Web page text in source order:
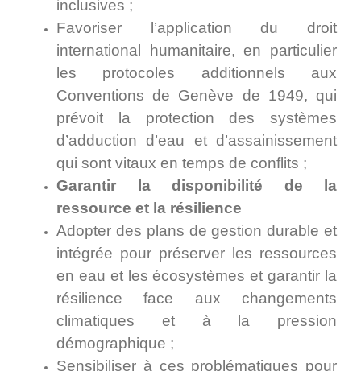
inclusives ;
Favoriser l’application du droit
international humanitaire, en particulier
les protocoles additionnels aux
Conventions de Genève de 1949, qui
prévoit la protection des systèmes
d’adduction d’eau et d’assainissement
qui sont vitaux en temps de conflits ;
Garantir la disponibilité de la
ressource et la résilience
Adopter des plans de gestion durable et
intégrée pour préserver les ressources
en eau et les écosystèmes et garantir la
résilience face aux changements
climatiques et à la pression
démographique ;
Sensibiliser à ces problématiques pour